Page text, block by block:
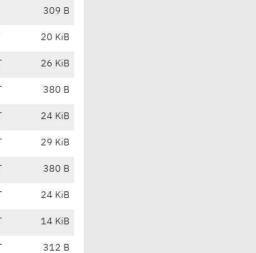
309 B
20 KiB
26 KiB
380 B
24 KiB
29 KiB
380 B
24 KiB
14 KiB
312 B